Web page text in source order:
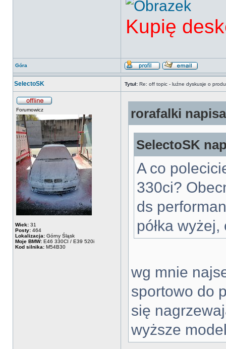
Kupię
Góra
SelectoSK Tytuł: Re: off topic - luźne dyskusje o
Forumowicz
Wiek: 31
Posty: 464
Lokalizacja: Górny Śląsk
Moje BMW: E46 330CI / E39 520i
Kod silnika: M54B30
rorafalki
SelectoSK
A co
330ci?
ds
półka
wg mnie
sportowo do
się
wyższe